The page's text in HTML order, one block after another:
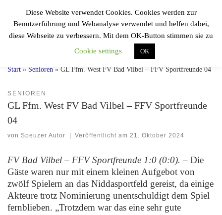
Zum Inhalt springen
F.F.V.
Sportfreunde 04
Search
Start » Senioren » GL Ffm. West FV Bad Vilbel – FFV Sportfreunde 04
SENIOREN
GL Ffm. West FV Bad Vilbel – FFV Sportfreunde
04
von Speuzer Autor | Veröffentlicht am 21. Oktober 2024
FV Bad Vilbel – FFV Sportfreunde 1:0 (0:0). – Die
Gäste waren nur mit einem kleinen Aufgebot von
zwölf Spielern an das Niddasportfeld gereist, da einige
Akteure trotz Nominierung unentschuldigt dem Spiel
fernblieben. „Trotzdem war das eine sehr gute
Diese Website verwendet Cookies. Cookies werden zur
Benutzerführung und Webanalyse verwendet und helfen dabei,
diese Webseite zu verbessern. Mit dem OK-Button stimmen sie zu
Cookie settings
OK